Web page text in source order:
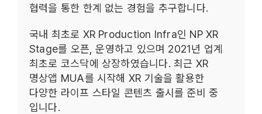
협력을 통한 한계 없는 경험을 추구합니다.
국내 최초로 XR Production Infra인 NP XR
Stage를 오픈, 운영하고 있으며 2021년 업계
최초로 코스닥에 상장하였습니다. 최근 XR
명상앱 MUA를 시작해 XR 기술을 활용한
다양한 라이프 스타일 콘텐츠 출시를 준비 중
입니다.